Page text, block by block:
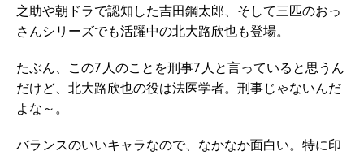
之助や朝ドラで認知した吉田鋼太郎、そして三匹のおっ
さんシリーズでも活躍中の北大路欣也も登場。
たぶん、この7人のことを刑事7人と言っていると思うん
だけど、北大路欣也の役は法医学者。刑事じゃないんだ
よな～。
バランスのいいキャラなので、なかなか面白い。特に印